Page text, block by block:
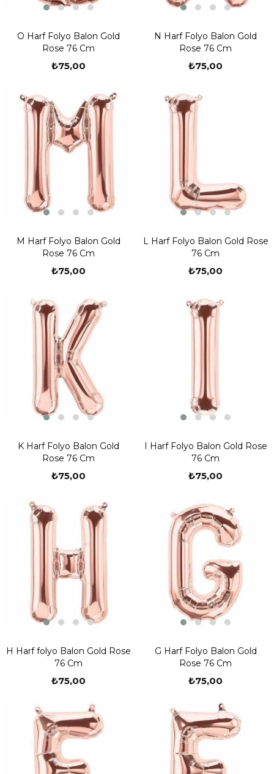
O Harf Folyo Balon Gold
Rose 76 Cm
₺75,00
N Harf Folyo Balon Gold
Rose 76 Cm
₺75,00
M Harf Folyo Balon Gold
Rose 76 Cm
₺75,00
L Harf Folyo Balon Gold Rose
76 Cm
₺75,00
K Harf Folyo Balon Gold
Rose 76 Cm
₺75,00
I Harf Folyo Balon Gold Rose
76 Cm
₺75,00
H Harf folyo Balon Gold Rose
76 Cm
₺75,00
G Harf Folyo Balon Gold
Rose 76 Cm
₺75,00